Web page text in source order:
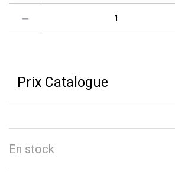
Prix Catalogue
En stock